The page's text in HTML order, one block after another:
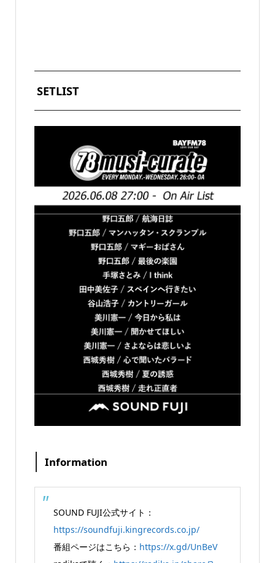
SETLIST
Information
SOUND FUJI公式サイト：
https://soundfuji.kingrecords.co.jp/
番組ページはこちら： https://x.gd/UnBeV